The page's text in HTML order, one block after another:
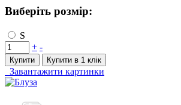
Виберіть розмір:
S
+ -
Купити Купити в 1 клiк
Завантажити картинки